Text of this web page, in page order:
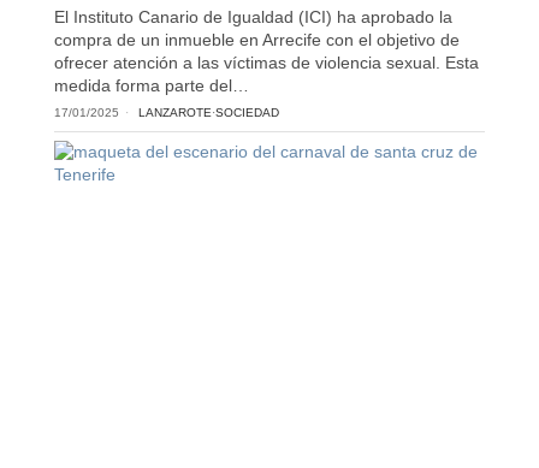
El Instituto Canario de Igualdad (ICI) ha aprobado la
compra de un inmueble en Arrecife con el objetivo de
ofrecer atención a las víctimas de violencia sexual. Esta
medida forma parte del…
17/01/2025 LANZAROTE·SOCIEDAD